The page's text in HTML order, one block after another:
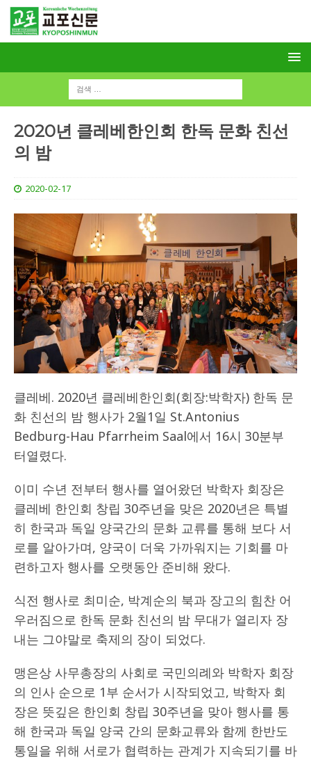
2020년 클레베한인회 한독 문화 친선
의 밤
2020-02-17
클레베. 2020년 클레베한인회(회장:박학자) 한독 문
화 친선의 밤 행사가 2월1일 St.Antonius
Bedburg-Hau Pfarrheim Saal에서 16시 30분부
터열렸다.
이미 수년 전부터 행사를 열어왔던 박학자 회장은
클레베 한인회 창립 30주년을 맞은 2020년은 특별
히 한국과 독일 양국간의 문화 교류를 통해 보다 서
로를 알아가며, 양국이 더욱 가까워지는 기회를 마
련하고자 행사를 오랫동안 준비해 왔다.
식전 행사로 최미순, 박계순의 북과 장고의 힘찬 어
우러짐으로 한독 문화 친선의 밤 무대가 열리자 장
내는 그야말로 축제의 장이 되었다.
맹은상 사무총장의 사회로 국민의례와 박학자 회장
의 인사 순으로 1부 순서가 시작되었고, 박학자 회
장은 뜻깊은 한인회 창립 30주년을 맞아 행사를 통
해 한국과 독일 양국 간의 문화교류와 함께 한반도
통일을 위해 서로가 협력하는 관계가 지속되기를 바